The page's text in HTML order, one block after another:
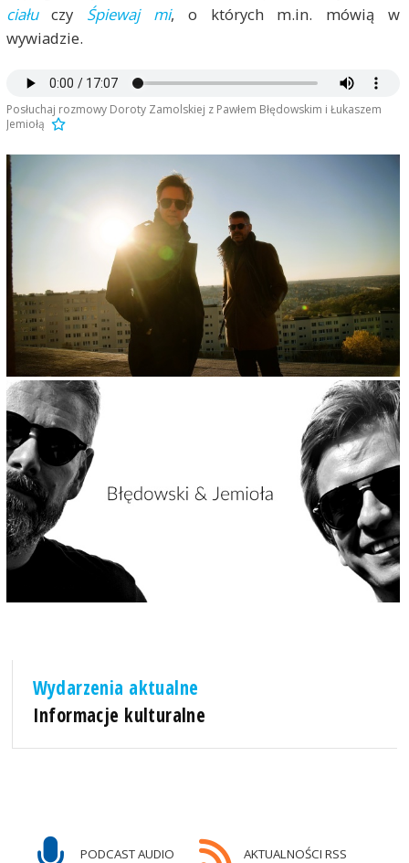
ciałuczy Śpiewaj mi, o których m.in. mówią w
wywiadzie.
Posłuchaj rozmowy Doroty Zamolskiej z Pawłem Błędowskim i Łukaszem
Jemiołą
Wydarzenia aktualne
Informacje kulturalne
PODCAST AUDIO AKTUALNOŚCI RSS